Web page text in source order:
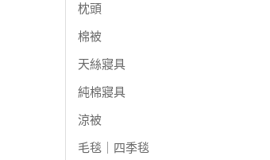
枕頭
棉被
天絲寢具
純棉寢具
涼被
毛毯｜四季毯